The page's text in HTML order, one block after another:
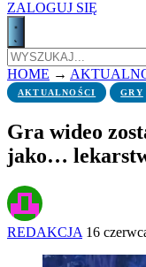
ZALOGUJ SIĘ
HOME →
AKTUALNOŚCI GRY
Gra wideo
jako…
REDAKCJA 16